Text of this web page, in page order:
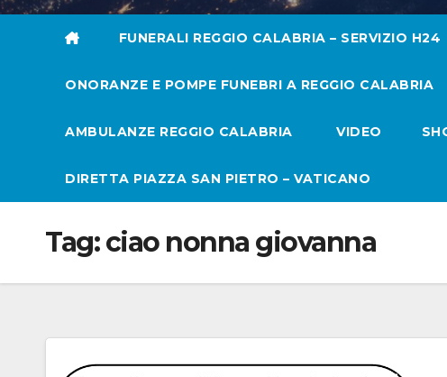
FUNERALI REGGIO CALABRIA – SERVIZIO H24
ONORANZE E POMPE FUNEBRI A REGGIO CALABRIA
AMBULANZE REGGIO CALABRIA VIDEO
DIRETTA PIAZZA SAN PIETRO – VATICANO
Tag:ciao nonna giovanna